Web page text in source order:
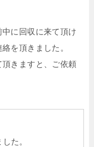
中に回収に来て頂け
を頂きました。
きますと、ご依頼
た。